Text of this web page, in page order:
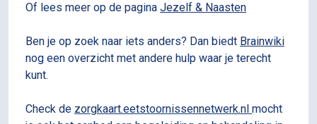
Of lees meer op de pagina Jezelf & Naasten
Ben je op zoek naar iets anders? Dan biedt Brainwiki
nog een overzicht met andere hulp waar je terecht
kunt.
Check de zorgkaart.eetstoornissennetwerk.nl mocht